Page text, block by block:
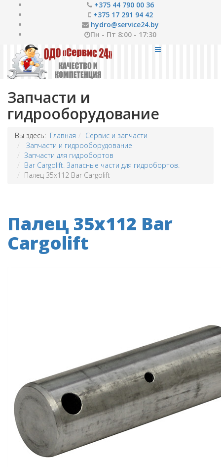
+375 44 790 00 36
+375 17 291 94 42
hydro@service24.by
Пн - Пт 8:00 - 17:30
Запчасти и
гидрооборудование
Вы здесь: Главная
Сервис и запчасти
Запчасти и гидрооборудование
Запчасти для гидробортов
Bar Cargolift. Запасные части для гидробортов.
Палец 35x112 Bar Cargolift
Палец 35x112 Bar
Cargolift